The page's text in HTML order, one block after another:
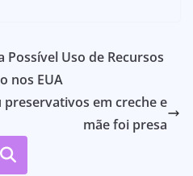
Possível Uso de Recursos
nos EUA
em creche e
mãe foi presa